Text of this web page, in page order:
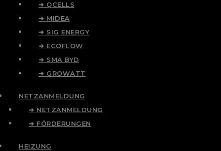
➜ QCELLS
➜ MIDEA
➜ SIG ENERGY
➜ ECOFLOW
➜ SMA BYD
➜ GROWATT
NETZANMELDUNG
➜ NETZANMELDUNG
➜ FÖRDERUNGEN
HEIZUNG